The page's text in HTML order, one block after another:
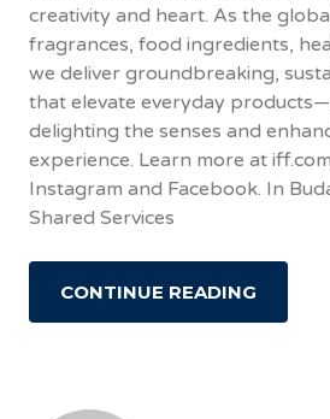
creativity and heart. As the
fragrances, food ingredients,
we deliver groundbreaking,
that elevate everyday
delighting the senses and
experience. Learn more at
Instagram and Facebook. In
Shared Services
CONTINUE READING